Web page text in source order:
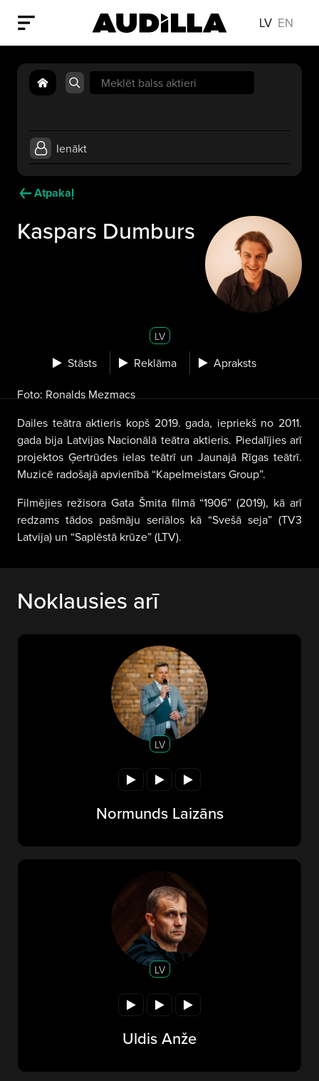
LV EN
Search
for:
Ienākt
Atpakaļ
Kaspars Dumburs
LV
Stāsts Reklāma Apraksts
Foto: Ronalds Mezmacs
Dailes teātra aktieris kopš 2019. gada, iepriekš no 2011.
gada bija Latvijas Nacionālā teātra aktieris. Piedalījies arī
projektos Ģertrūdes ielas teātrī un Jaunajā Rīgas teātrī.
Muzicē radošajā apvienībā “Kapelmeistars Group”.
Filmējies režisora Gata Šmita filmā “1906” (2019), kā arī
redzams tādos pašmāju seriālos kā “Svešā seja” (TV3
Latvija) un “Saplēstā krūze” (LTV).
Noklausies arī
LV
Normunds Laizāns
LV
Uldis Anže